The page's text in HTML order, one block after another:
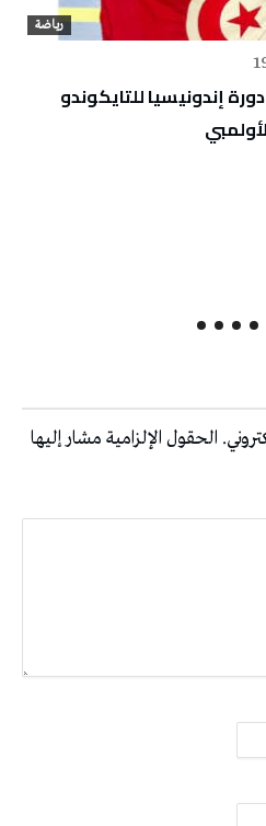
رياضة
إندونيسيا للتايكوندو
الحقول الإلزامية مشار إليها